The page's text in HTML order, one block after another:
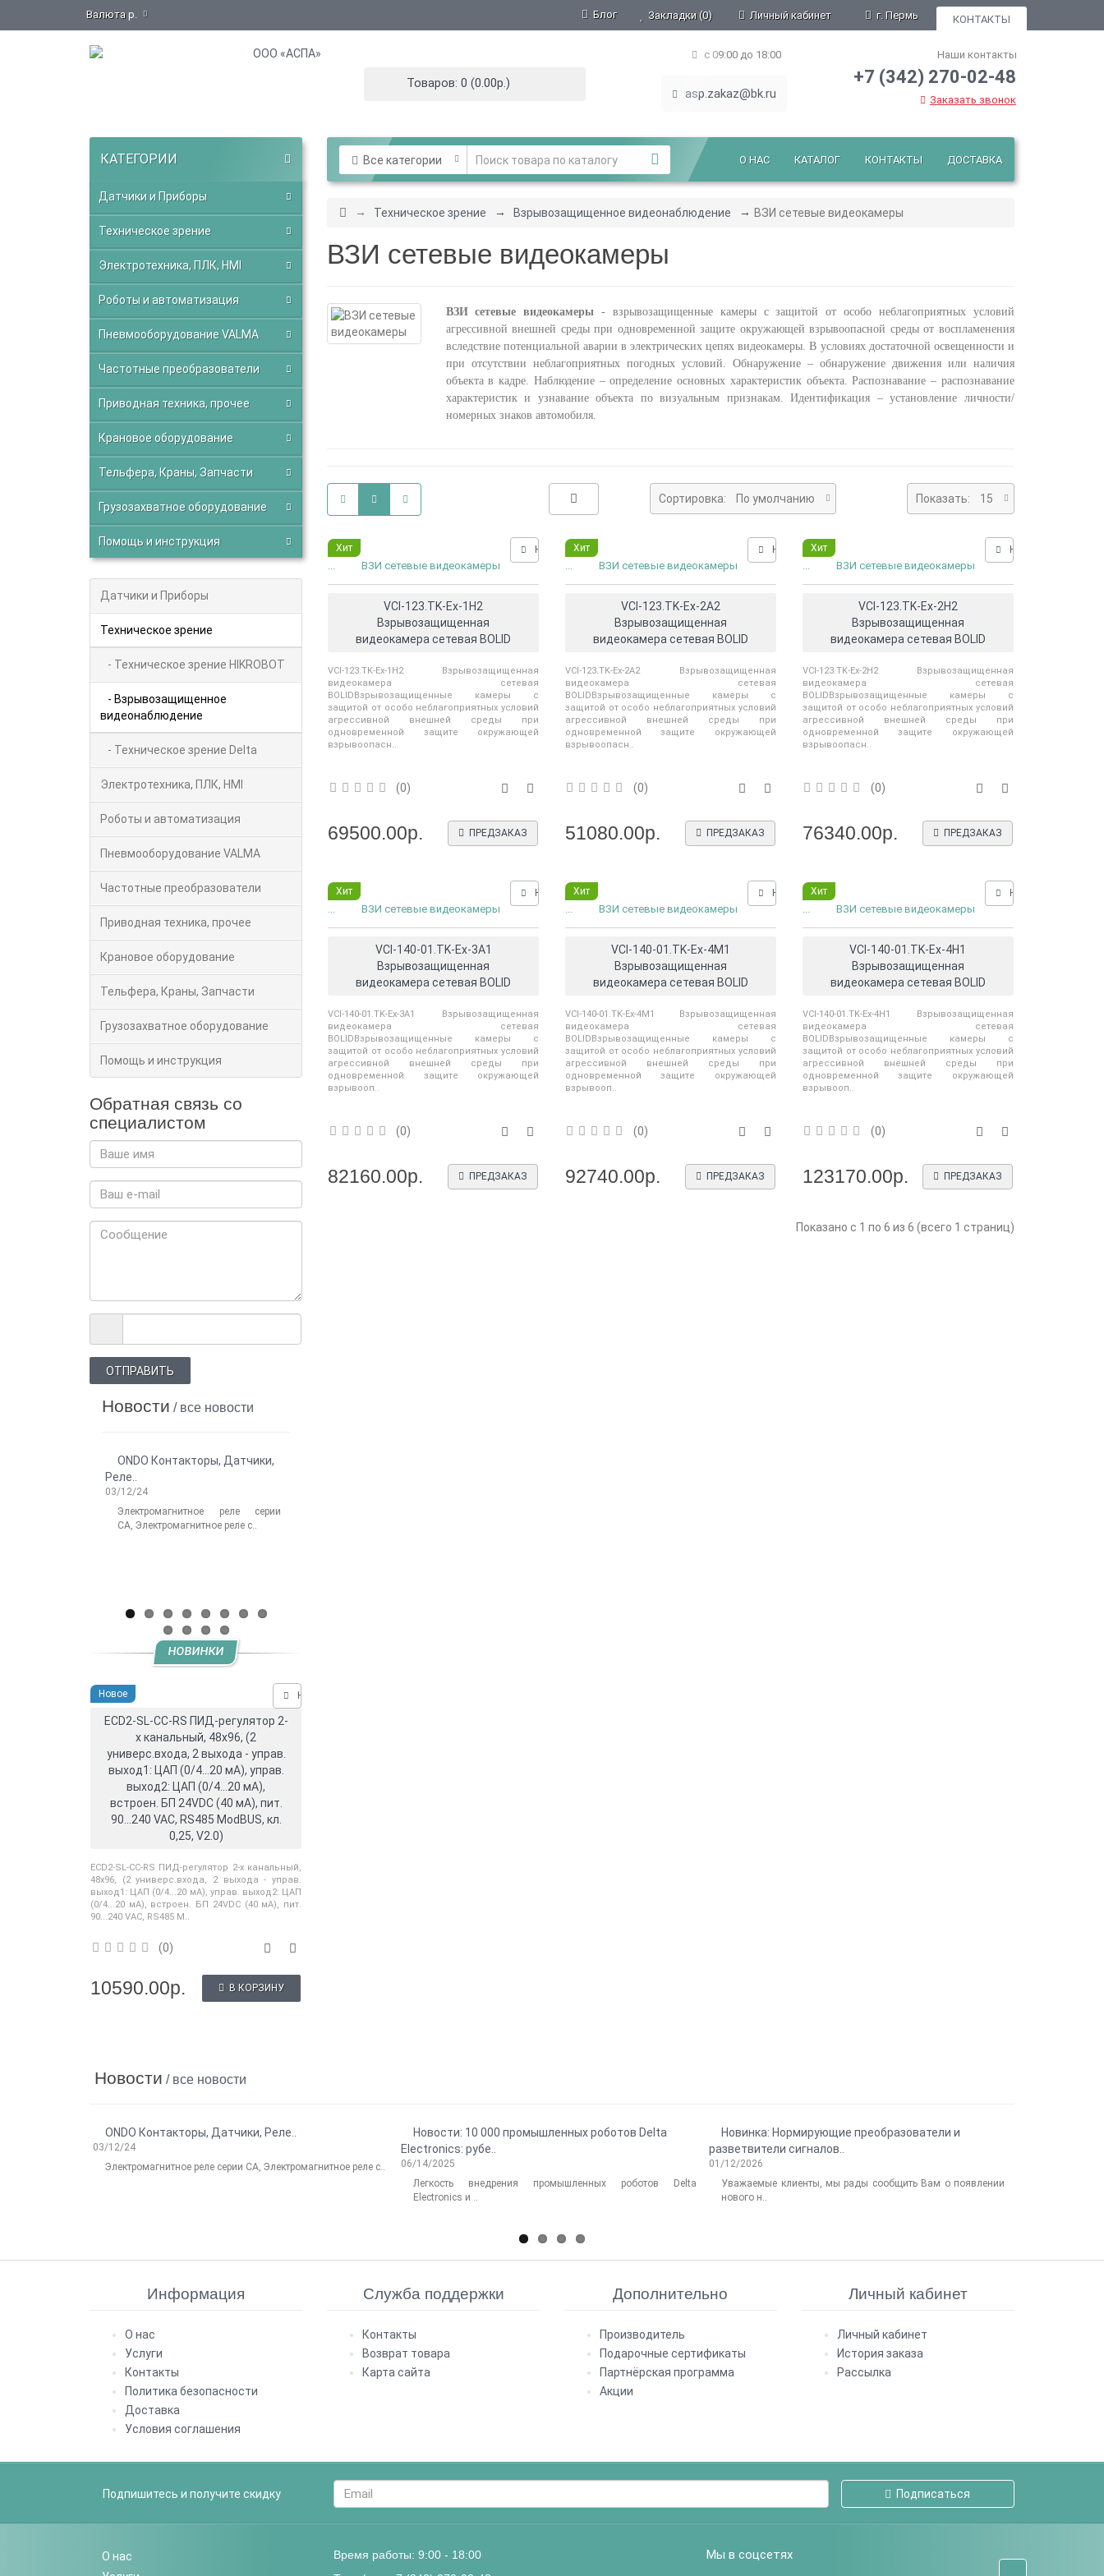
Блог Закладки (0) Личный кабинет г. Пермь КОНТАКТЫ
Валюта р.
Наши контакты
+7 (342) 270-02-48
Заказать звонок
с 09:00 до 18:00
asp.zakaz@bk.ru
Товаров: 0 (0.00р.)
КАТЕГОРИИ
Датчики и Приборы
Техническое зрение
Электротехника, ПЛК, HMI
Роботы и автоматизация
Пневмооборудование VALMA
Частотные преобразователи
Приводная техника, прочее
Крановое оборудование
Тельфера, Краны, Запчасти
Грузозахватное оборудование
Помощь и инструкция
ДОСТАВКА
КОНТАКТЫ
КАТАЛОГ
О НАС
Все категории
Датчики и Приборы
Техническое зрение
- Техническое зрение HIKROBOT
- Взрывозащищенное
видеонаблюдение
- Техническое зрение Delta
Электротехника, ПЛК, HMI
Роботы и автоматизация
Пневмооборудование VALMA
Частотные преобразователи
Приводная техника, прочее
Крановое оборудование
Тельфера, Краны, Запчасти
Грузозахватное оборудование
Помощь и инструкция
Обратная связь со
специалистом
ОТПРАВИТЬ
Новости / все новости
ONDO Контакторы, Датчики,
Реле..
03/12/24
Электромагнитное реле серии
CA, Электромагнитное реле с..
НОВИНКИ
Новое Нашли дешевле?
ECD2-SL-CC-RS ПИД-регулятор 2-
х канальный, 48x96, (2
универс.входа, 2 выхода - управ.
выход1: ЦАП (0/4...20 мА), управ.
выход2: ЦАП (0/4...20 мА),
встроен. БП 24VDC (40 мА), пит.
90...240 VAC, RS485 ModBUS, кл.
0,25, V2.0)
ECD2-SL-CC-RS ПИД-регулятор 2-х канальный,
48x96, (2 универс.входа, 2 выхода - управ.
выход1: ЦАП (0/4...20 мА), управ. выход2: ЦАП
(0/4...20 мА), встроен. БП 24VDC (40 мА), пит.
90...240 VAC, RS485 M..
(0)
10590.00р. В КОРЗИНУ
Техническое зрение Взрывозащищенное видеонаблюдение ВЗИ сетевые видеокамеры
ВЗИ сетевые видеокамеры
ВЗИ сетевые видеокамеры - взрывозащищенные камеры с защитой от особо неблагоприятных условий
агрессивной внешней среды при одновременной защите окружающей взрывоопасной среды от воспламенения
вследствие потенциальной аварии в электрических цепях видеокамеры. В условиях достаточной освещенности и
при отсутствии неблагоприятных погодных условий. Обнаружение – обнаружение движения или наличия
объекта в кадре. Наблюдение – определение основных характеристик объекта. Распознавание – распознавание
характеристик и узнавание объекта по визуальным признакам. Идентификация – установление личности/
номерных знаков автомобиля.
Показать: 15
Сортировка: По умолчанию
Хит Нашли дешевле?
... ВЗИ сетевые видеокамеры
VCI-123.TK-Ex-1Н2
Взрывозащищенная
видеокамера сетевая BOLID
VCI-123.TK-Ex-1Н2 Взрывозащищенная
видеокамера сетевая
BOLIDВзрывозащищенные камеры с
защитой от особо неблагоприятных условий
агрессивной внешней среды при
одновременной защите окружающей
взрывоопасн..
(0)
69500.00р. ПРЕДЗАКАЗ
Хит Нашли дешевле?
... ВЗИ сетевые видеокамеры
VCI-123.TK-Ex-2A2
Взрывозащищенная
видеокамера сетевая BOLID
VCI-123.TK-Ex-2A2 Взрывозащищенная
видеокамера сетевая
BOLIDВзрывозащищенные камеры с
защитой от особо неблагоприятных условий
агрессивной внешней среды при
одновременной защите окружающей
взрывоопасн..
(0)
51080.00р. ПРЕДЗАКАЗ
Хит Нашли дешевле?
... ВЗИ сетевые видеокамеры
VCI-123.TK-Ex-2Н2
Взрывозащищенная
видеокамера сетевая BOLID
VCI-123.TK-Ex-2Н2 Взрывозащищенная
видеокамера сетевая
BOLIDВзрывозащищенные камеры с
защитой от особо неблагоприятных условий
агрессивной внешней среды при
одновременной защите окружающей
взрывоопасн..
(0)
76340.00р. ПРЕДЗАКАЗ
Хит Нашли дешевле?
... ВЗИ сетевые видеокамеры
VCI-140-01.TK-Ex-3A1
Взрывозащищенная
видеокамера сетевая BOLID
VCI-140-01.TK-Ex-3A1 Взрывозащищенная
видеокамера сетевая
BOLIDВзрывозащищенные камеры с
защитой от особо неблагоприятных условий
агрессивной внешней среды при
одновременной защите окружающей
взрывооп..
(0)
82160.00р. ПРЕДЗАКАЗ
Хит Нашли дешевле?
... ВЗИ сетевые видеокамеры
VCI-140-01.TK-Ex-4M1
Взрывозащищенная
видеокамера сетевая BOLID
VCI-140-01.TK-Ex-4M1 Взрывозащищенная
видеокамера сетевая
BOLIDВзрывозащищенные камеры с
защитой от особо неблагоприятных условий
агрессивной внешней среды при
одновременной защите окружающей
взрывооп..
(0)
92740.00р. ПРЕДЗАКАЗ
Хит Нашли дешевле?
... ВЗИ сетевые видеокамеры
VCI-140-01.TK-Ex-4H1
Взрывозащищенная
видеокамера сетевая BOLID
VCI-140-01.TK-Ex-4H1 Взрывозащищенная
видеокамера сетевая
BOLIDВзрывозащищенные камеры с
защитой от особо неблагоприятных условий
агрессивной внешней среды при
одновременной защите окружающей
взрывооп..
(0)
123170.00р. ПРЕДЗАКАЗ
Показано с 1 по 6 из 6 (всего 1 страниц)
Новости / все новости
ONDO Контакторы, Датчики, Реле..
03/12/24
Электромагнитное реле серии CA, Электромагнитное реле с..
Новости: 10 000 промышленных роботов Delta
Electronics: рубе..
06/14/2025
Легкость внедрения промышленных роботов Delta
Electronics и ..
Новинка: Нормирующие преобразователи и
разветвители сигналов..
01/12/2026
Уважаемые клиенты, мы рады сообщить Вам о появлении
нового н..
Информация
О нас
Услуги
Контакты
Политика безопасности
Доставка
Условия соглашения
Служба поддержки
Контакты
Возврат товара
Карта сайта
Дополнительно
Производитель
Подарочные сертификаты
Партнёрская программа
Акции
Личный кабинет
Личный кабинет
История заказа
Рассылка
Подпишитесь и получите скидку Подписаться
О нас
Время работы: 9:00 - 18:00
Мы в соцсетях